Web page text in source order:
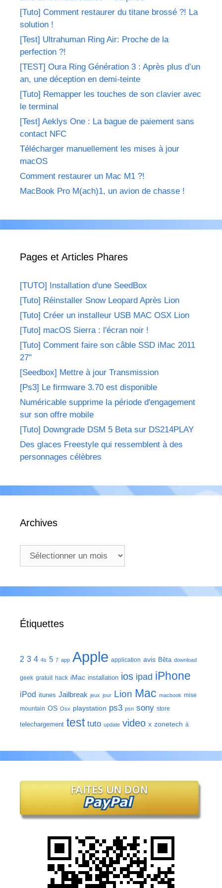
[Tuto] Comment restaurer du titane brossé ?! La
solution !
[Test] Ultrahuman Ring Air: Proche de la
perfection ?!
[TEST] Oura Ring Génération 3 : Après plus d’un
an, une déception en demi-teinte
[Tuto] Remapper les touches de son clavier avec
le terminal
[Test] Aeklys One : La bague de paiement sans
contact NFC
Télécharger manuellement les mises à jour
macOS
Comment restaurer un Mac M1 ?!
MacBook Pro M(ach)1, un avion de chasse !
Pages et Articles Phares
[TUTO] Installation d'une SeedBox
[Tuto] Réinstaller Snow Leopard Après Lion
[Tuto] Créer un installeur USB MAC OSX Lion
[Tuto] macOS Sierra : l'écran noir !
[Tuto] Comment faire son câble SSD iMac 2011
27"
[Seedbox] Mettre à jour Transmission
[Ps3] Le firmware 3.70 est disponible
Numéricable supprime la période d'engagement
sur son offre mobile
[Tuto] Downgrade DSM 5 Beta sur DS214PLAY
Des glaces Freestyle qui ressemblent à des
personnages célèbres
Archives
Archives
Étiquettes
2 3 4 4s 5 7 app Apple application avis Bêta download
geek gratuit hack iMac installation ios ipad iPhone
iPod itunes Jailbreak jeux jour Lion Mac macbook mise
mountain OS Osx playstation ps3 psn sony store
telechargement test tuto update video x zonetech à